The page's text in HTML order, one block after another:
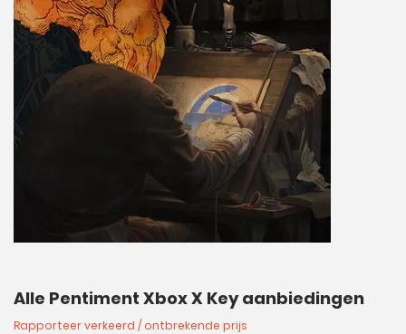
Alle Pentiment Xbox X Key aanbiedingen
Rapporteer verkeerd / ontbrekende prijs